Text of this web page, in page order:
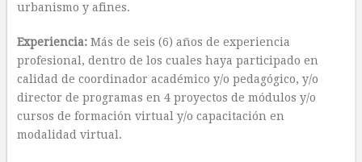
urbanismo y afines.
Experiencia:Más de seis (6) años de experiencia
profesional, dentro de los cuales haya participado en
calidad de coordinador académico y/o pedagógico, y/o
director de programas en 4 proyectos de módulos y/o
cursos de formación virtual y/o capacitación en
modalidad virtual.